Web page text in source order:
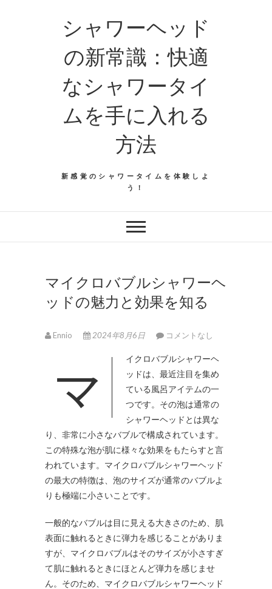
シャワーヘッド
の新常識：快適
なシャワータイ
ムを手に入れる
方法
新感覚のシャワータイムを体験しよ
う！
マイクロバブルシャワーヘ
ッドの魅力と効果を知る
Ennio 2024年8月6日 コメントなし
マイクロバブルシャワーヘ
ッドは、最近注目を集め
ている風呂アイテムの一
つです。 その泡は通常の
シャワーヘッドとは異な
り、非常に小さなバブルで構成されています。
この特殊な泡が肌に様々な効果をもたらすと言
われています。マイクロバブルシャワーヘッド
の最大の特徴は、泡のサイズが通常のバブルよ
りも極端に小さいことです。
一般的なバブルは目に見える大きさのため、肌
表面に触れるときに弾力を感じることがありま
すが、マイクロバブルはそのサイズが小さすぎ
て肌に触れるときにほとんど弾力を感じませ
ん。そのため、マイクロバブルシャワーヘッド